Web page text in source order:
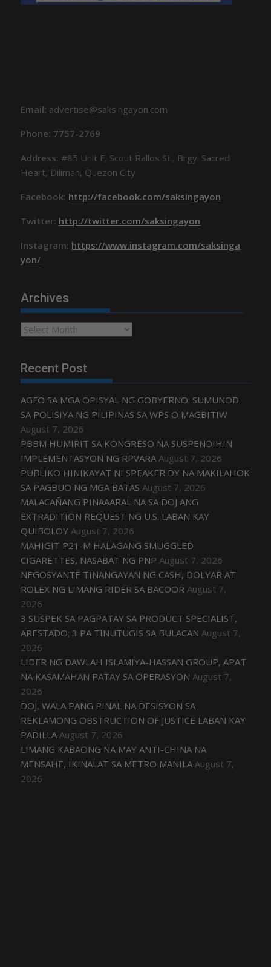
Email: advertise@saksingayon.com
Phone: 7757-2769
Address:#85 Unit F, Scout Rallos St., Brgy. Sacred
Heart, Diliman, Quezon City
Facebook: http://facebook.com/saksingayon
Twitter: http://twitter.com/saksingayon
Instagram: https://www.instagram.com/saksinga
yon/
Archives
Archives
Recent Post
AGFO SA MGA OPISYAL NG GOBYERNO: SUMUNOD
SA POLISIYA NG PILIPINAS SA WPS O MAGBITIW
August 7, 2026
PBBM HUMIRIT SA KONGRESO NA SUSPENDIHIN
IMPLEMENTASYON NG RPVARA August 7, 2026
PUBLIKO HINIKAYAT NI SPEAKER DY NA MAKILAHOK
SA PAGBUO NG MGA BATAS August 7, 2026
MALACAÑANG PINAAARAL NA SA DOJ ANG
EXTRADITION REQUEST NG U.S. LABAN KAY
QUIBOLOY August 7, 2026
MAHIGIT P21-M HALAGANG SMUGGLED
CIGARETTES, NASABAT NG PNP August 7, 2026
NEGOSYANTE TINANGAYAN NG CASH, DOLYAR AT
ROLEX NG LIMANG RIDER SA BACOOR August 7,
2026
3 SUSPEK SA PAGPATAY SA PRODUCT SPECIALIST,
ARESTADO; 3 PA TINUTUGIS SA BULACAN August 7,
2026
LIDER NG DAWLAH ISLAMIYA-HASSAN GROUP, APAT
NA KASAMAHAN PATAY SA OPERASYON August 7,
2026
DOJ, WALA PANG PINAL NA DESISYON SA
REKLAMONG OBSTRUCTION OF JUSTICE LABAN KAY
PADILLA August 7, 2026
LIMANG KABAONG NA MAY ANTI-CHINA NA
MENSAHE, IKINALAT SA METRO MANILA August 7,
2026